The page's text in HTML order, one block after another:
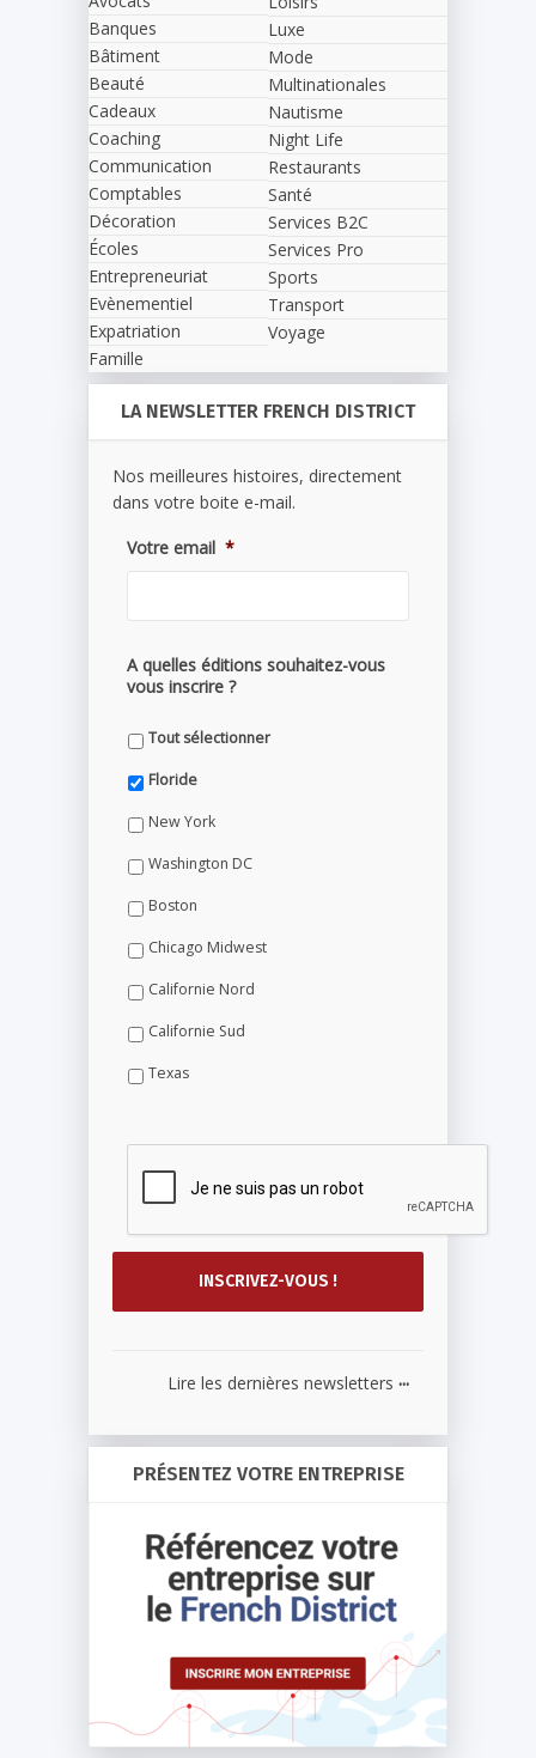
Banques
Bâtiment
Beauté
Cadeaux
Coaching
Communication
Comptables
Décoration
Écoles
Entrepreneuriat
Evènementiel
Expatriation
Famille
Luxe
Mode
Multinationales
Nautisme
Night Life
Restaurants
Santé
Services B2C
Services Pro
Sports
Transport
Voyage
LA NEWSLETTER FRENCH DISTRICT
Nos meilleures histoires, directement
dans votre boite e-mail.
Votre email *
A quelles éditions souhaitez-vous
vous inscrire ?
Tout sélectionner
Floride
New York
Washington DC
Boston
Chicago Midwest
Californie Nord
Californie Sud
Texas
Lire les dernières newsletters ...
PRÉSENTEZ VOTRE ENTREPRISE